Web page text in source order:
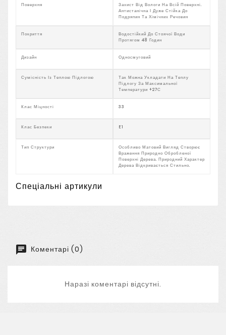
Поверхня
Захист Від Вологи На Всій Поверхні.
Антистанічна І Дуже Стійка До
Подряпин Та Хімічних Речовин
Покриття
Водостійкий До Стоячої Води
Протягом 48 Годин
Дизайн Односмуговий
Сумісність Із Теплою Підлогою
Так Можна Укладати На Теплу
Підлогу За Максимальної
Температури +27С
Клас Міцності 33
Клас Безпеки E1
Тип Структури
Особливо Матовий Вигляд Створює
Враження Природно Обробленої
Поверхні Дерева. Природний Характер
Дерева Відкривається Стильно.
Спеціальні артикули
Коментарі (0)
Наразі коментарі відсутні.